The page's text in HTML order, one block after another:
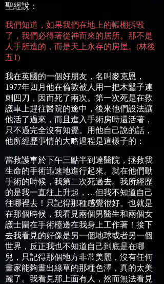
聖經說：
我們知道，如果我們在地上的帳棚拆毀
了，我們必得著從神而來的居所。那不是
人手所造的，而是天上永存的房屋。 (林後
五1)
我在英國的一個好朋友，名叫麥克恩，
1977年四月他在倫敦被人用一把木鑿子連
刺四刀，因而死了兩次。第一次死是在救
護車上趕往醫院的途中，後來他們設法讓
他活了過來，而且進入手術房時還活著，
只不過完全沒有知覺。用他自己說的話，
他所經歷事情的大略過程是這樣子的：
當救護車於下午三點半到達醫院，拯救我
生命的手術迅速地進行起來。就在他們動
手術的時候，我第二次死過去。我所經歷
的是我一直往上升起， …但我不知道自己
往哪裡去！只記得那種感覺很好。也就是
在那個時候，我看見兩個男醫生和兩個女
護士圍在手術檯邊在我身上工作著！接下
去我看見的好像是另一個地球或者另一個
世界，反正我也不知道自己到底是在哪
兒，只記得那個地方非常美麗，沒有任何
畫家能夠畫出綠草的那種色澤，真的太美
麗了。我看見那上面有人，然而無法看見